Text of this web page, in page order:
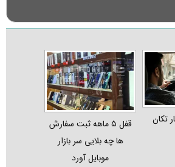
تکان‌
قفل ۵ ماهه ثبت‌ سفارش‌
ها چه بلایی سر بازار
موبایل آورد